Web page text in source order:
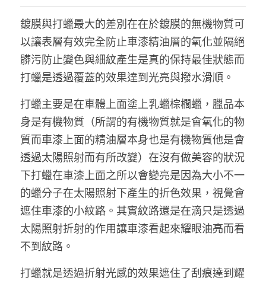
鍍膜與打蠟最大的差別在在於鍍膜的無機物質可
以讓表層有效完全防止車漆精油層的氧化並隔絕
髒污防止變色與細紋產生是真的保持最佳狀態而
打蠟是透過覆蓋的效果達到光亮與撥水滑順。
打蠟主要是在車體上面塗上乳蠟棕櫚蠟，臘品本
身是有機物質（所謂的有機物質就是會氧化的物
質而車漆上面的精油層本身也是有機物質他是會
透過太陽照射而有所改變）在沒有做美容的狀況
下打蠟在車漆上面之所以會變亮是因為大小不一
的蠟分子在太陽照射下產生的折色效果，視覺會
遮住車漆的小紋路。其實紋路還是在滴只是透過
太陽照射折射的作用讓車漆看起來耀眼油亮而看
不到紋路。
打蠟就是透過折射光感的效果遮住了刮痕達到耀